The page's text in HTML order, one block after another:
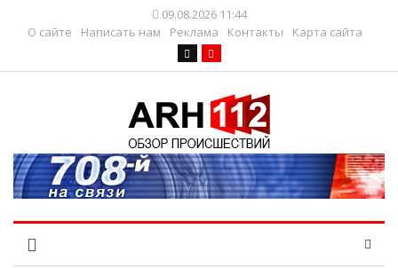
09.08.2026 11:44
О сайте
Написать нам Реклама Контакты Карта сайта